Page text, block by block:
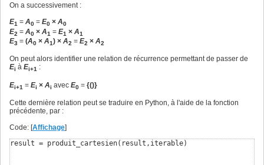
On a successivement :
E1 = A0 = E0 × A0
E2 = A0 × A1 = E1 × A1
E3 = (A0 × A1) × A2 = E2 × A2
On peut alors identifier une relation de récurrence permettant de passer de
Ei à Ei+1 :
Ei+1 = Ei × Ai avec E0 = {()}
Cette dernière relation peut se traduire en Python, à l'aide de la fonction
précédente, par :
Code: [Affichage]
result = produit_cartesien( result,iterable)